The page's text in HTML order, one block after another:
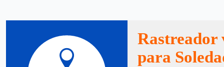
Rastreador
para